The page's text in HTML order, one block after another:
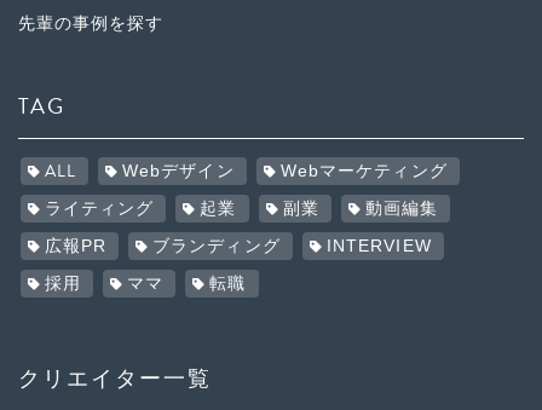
先輩の事例を探す
TAG
ALL Webデザイン Webマーケティング
ライティング 起業 副業 動画編集
広報PR ブランディング INTERVIEW
採用 ママ 転職
クリエイター一覧